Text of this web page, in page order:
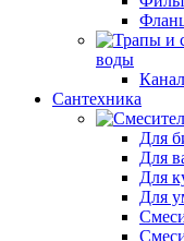
воды
Сантехника
Для
Для
Для
Для